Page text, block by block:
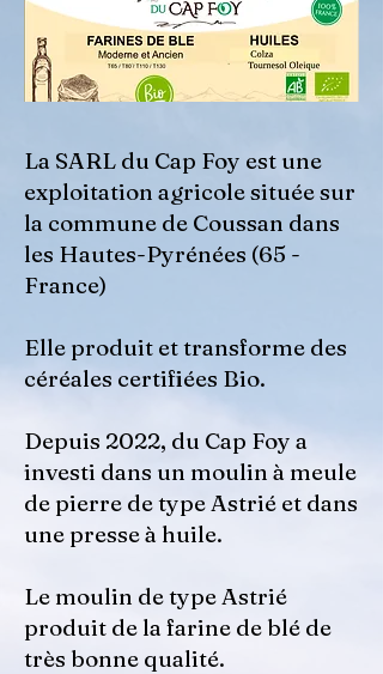
La SARL du Cap Foy est une
exploitation agricole située sur
la commune de Coussan dans
les Hautes-Pyrénées (65 -
France)
Elle produit et transforme des
céréales certifiées Bio.
Depuis 2022, du Cap Foy a
investi dans un moulin à meule
de pierre de type Astrié et dans
une presse à huile.
Le moulin de type Astrié
produit de la farine de blé de
très bonne qualité.